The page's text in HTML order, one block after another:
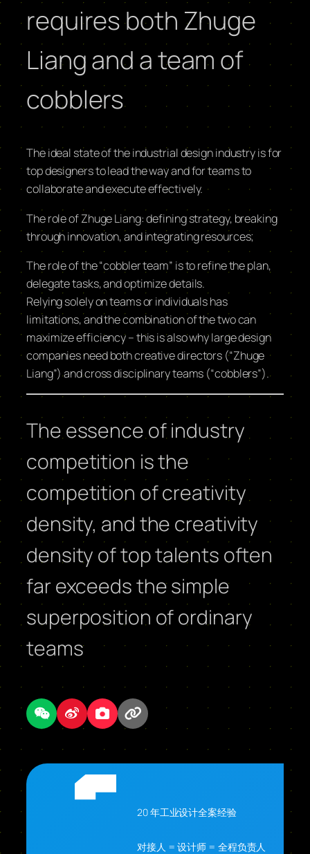
requires both Zhuge
Liang and a team of
cobblers
The ideal state of the industrial design industry is for
top designers to lead the way and for teams to
collaborate and execute effectively.
The role of Zhuge Liang: defining strategy, breaking
through innovation, and integrating resources;
The role of the “cobbler team” is to refine the plan,
delegate tasks, and optimize details.
Relying solely on teams or individuals has
limitations, and the combination of the two can
maximize efficiency – this is also why large design
companies need both creative directors (“Zhuge
Liang”) and cross disciplinary teams (“cobblers”).
The essence of industry
competition is the
competition of creativity
density, and the creativity
density of top talents often
far exceeds the simple
superposition of ordinary
teams
20 年工业设计全案经验
对接人 = 设计师 = 全程负责人